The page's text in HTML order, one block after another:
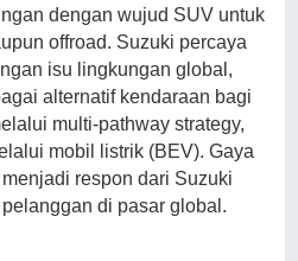
dengan wujud SUV untuk
offroad. Suzuki percaya
isu lingkungan global,
alternatif kendaraan bagi
multi-pathway strategy,
mobil listrik (BEV). Gaya
respon dari Suzuki
di pasar global.